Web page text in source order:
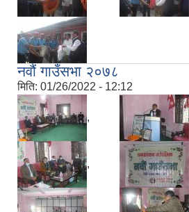
नवौं गाउँसभा २०७८
मिति: 01/26/2022 - 12:12
,
,